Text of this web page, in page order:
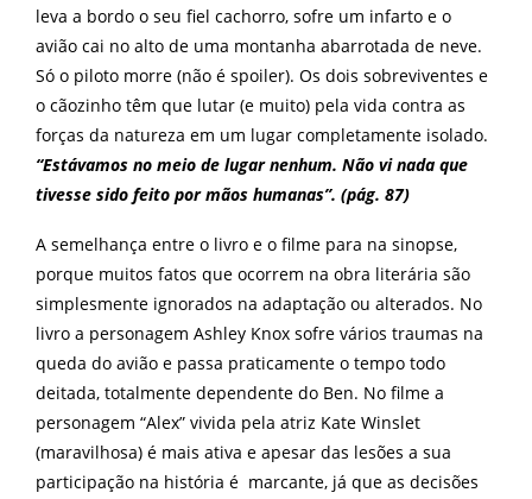
leva a bordo o seu fiel cachorro, sofre um infarto e o
avião cai no alto de uma montanha abarrotada de neve.
Só o piloto morre (não é spoiler). Os dois sobreviventes e
o cãozinho têm que lutar (e muito) pela vida contra as
forças da natureza em um lugar completamente isolado.
“Estávamos no meio de lugar nenhum. Não vi nada que
tivesse sido feito por mãos humanas”. (pág. 87)
A semelhança entre o livro e o filme para na sinopse,
porque muitos fatos que ocorrem na obra literária são
simplesmente ignorados na adaptação ou alterados. No
livro a personagem Ashley Knox sofre vários traumas na
queda do avião e passa praticamente o tempo todo
deitada, totalmente dependente do Ben. No filme a
personagem “Alex” vivida pela atriz Kate Winslet
(maravilhosa) é mais ativa e apesar das lesões a sua
participação na história é marcante, já que as decisões